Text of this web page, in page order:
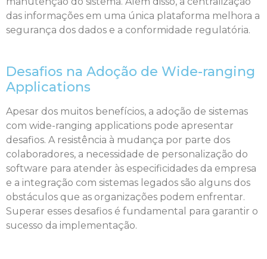
das informações em uma única plataforma melhora a
segurança dos dados e a conformidade regulatória.
Desafios na Adoção de Wide-ranging
Applications
Apesar dos muitos benefícios, a adoção de sistemas
com wide-ranging applications pode apresentar
desafios. A resistência à mudança por parte dos
colaboradores, a necessidade de personalização do
software para atender às especificidades da empresa
e a integração com sistemas legados são alguns dos
obstáculos que as organizações podem enfrentar.
Superar esses desafios é fundamental para garantir o
sucesso da implementação.